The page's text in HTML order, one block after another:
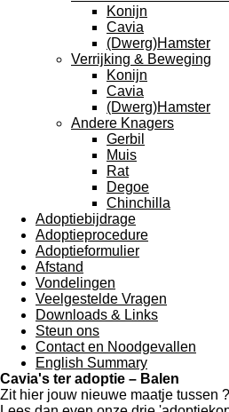
Konijn
Cavia
(Dwerg)Hamster
Verrijking & Beweging
Konijn
Cavia
(Dwerg)Hamster
Andere Knagers
Gerbil
Muis
Rat
Degoe
Chinchilla
Adoptiebijdrage
Adoptieprocedure
Adoptieformulier
Afstand
Vondelingen
Veelgestelde Vragen
Downloads & Links
Steun ons
Contact en Noodgevallen
English Summary
Cavia's ter adoptie – Balen
Zit hier jouw nieuwe maatje tussen ?